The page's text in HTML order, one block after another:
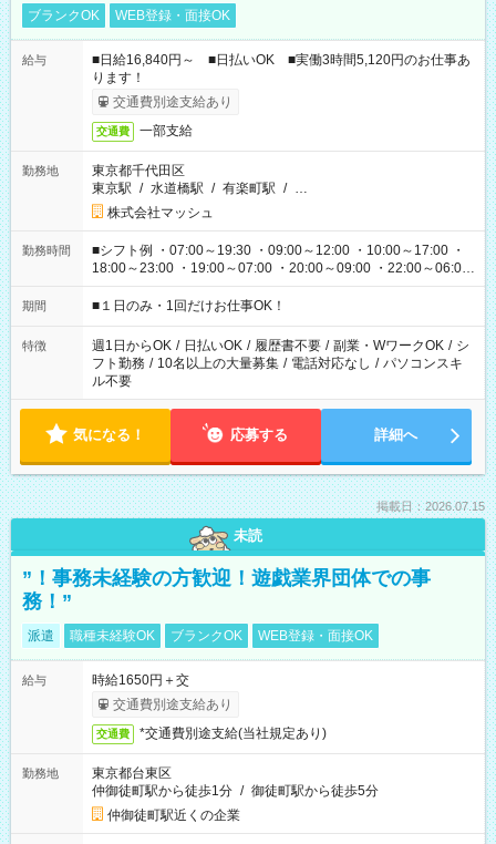
ブランクOK
WEB登録・面接OK
給与
■日給16,840円～ ■日払いOK ■実働3時間5,120円のお仕事あ
ります！
交通費別途支給あり
交通費 一部支給
勤務地
東京都千代田区
東京駅 / 水道橋駅 / 有楽町駅 / …
株式会社マッシュ
勤務時間
■シフト例 ・07:00～19:30 ・09:00～12:00 ・10:00～17:00 ・
18:00～23:00 ・19:00～07:00 ・20:00～09:00 ・22:00～06:00
etc ★最短で3時間で5,120円のお仕事から 15時間で2万円近く稼
げるお仕事も！ ご希望のお時間に合わせてご紹介！ ※シフトは
ください！
期間 ■１日のみ・1回だけお仕事OK！
特徴 週1日からOK / 日払いOK / 履歴書不要 / 副業・WワークOK / シ
フト勤務 / 10名以上の大量募集 / 電話対応なし / パソコンスキ
ル不要
気になる！ 応募する 詳細へ
掲載日：2026.07.15
未読
”！事務未経験の方歓迎！遊戯業界団体での事
務！”
派遣 職種未経験OK ブランクOK WEB登録・面接OK
給与
時給1650円＋交
交通費別途支給あり
交通費 *交通費別途支給(当社規定あり)
勤務地
東京都台東区
仲御徒町駅から徒歩1分 / 御徒町駅から徒歩5分
仲御徒町駅近くの企業